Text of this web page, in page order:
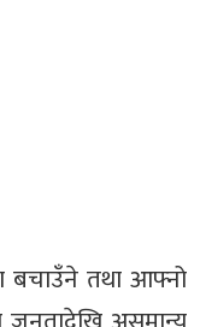
बचाउँने तथा आफ्नो